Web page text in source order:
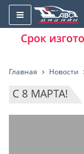
Срок
Главная Новости
С 8 МАРТА!